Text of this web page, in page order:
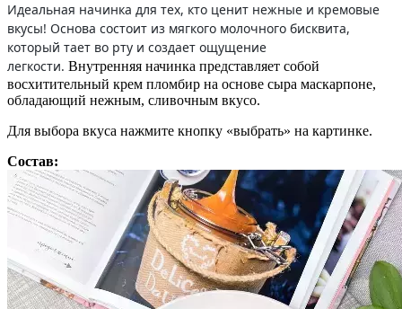
Идеальная начинка для тех, кто ценит нежные и кремовые
вкусы! Основа состоит из мягкого молочного бисквита,
который тает во рту и создает ощущение
легкости. Внутренняя начинка представляет собой
восхитительный крем пломбир на основе сыра маскарпоне,
обладающий нежным, сливочным вкусо.
Для выбора вкуса нажмите кнопку «выбрать» на картинке.
Состав: